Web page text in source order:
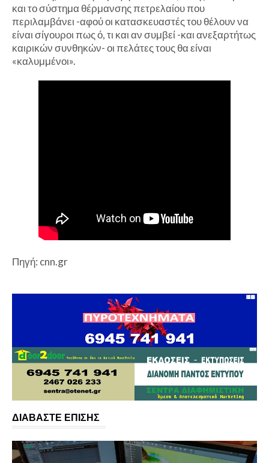
και το σύστημα θέρμανσης πετρελαίου που
περιλαμβάνει -αφού οι κατασκευαστές του θέλουν να
είναι σίγουροι πως ό, τι και αν συμβεί -και ανεξαρτήτως
καιρικών συνθηκών- οι πελάτες τους θα είναι
«καλυμμένοι».
Πηγή: cnn.gr
ΔΙΑΒΑΣΤΕ ΕΠΙΣΗΣ